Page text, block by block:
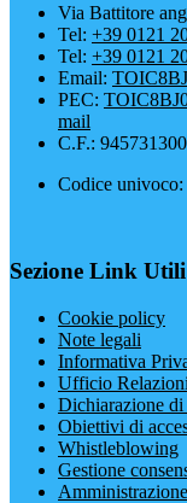
Via Battitore
Tel: +39 0121
Tel: +39 0121
Email:
PEC:
mail
C.F.:
Codice
Sezione Link Utili
Cookie policy
Note legali
Informativa
Ufficio
Dichiarazione di
Obiettivi di
Whistleblowing
Gestione